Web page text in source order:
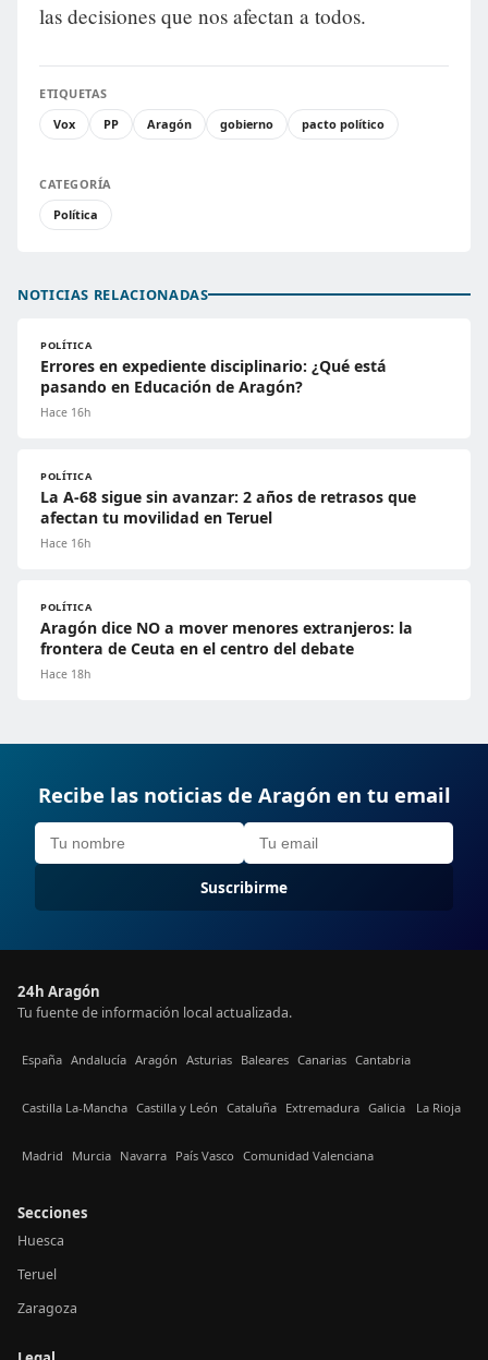
las decisiones que nos afectan a todos.
ETIQUETAS
Vox
PP Aragón gobierno pacto político
CATEGORÍA
Política
NOTICIAS RELACIONADAS
POLÍTICA
Errores en expediente disciplinario: ¿Qué está
pasando en Educación de Aragón?
Hace 16h
POLÍTICA
La A-68 sigue sin avanzar: 2 años de retrasos que
afectan tu movilidad en Teruel
Hace 16h
POLÍTICA
Aragón dice NO a mover menores extranjeros: la
frontera de Ceuta en el centro del debate
Hace 18h
Recibe las noticias de Aragón en tu email
Suscribirme
24h Aragón
Tu fuente de información local actualizada.
España Andalucía Aragón Asturias Baleares Canarias Cantabria
Castilla La-Mancha Castilla y León Cataluña Extremadura Galicia La Rioja
Madrid Murcia Navarra País Vasco Comunidad Valenciana
Secciones
Huesca
Teruel
Zaragoza